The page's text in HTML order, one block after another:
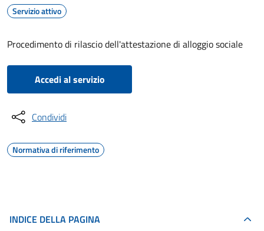
Servizio attivo
Procedimento di rilascio dell'attestazione di alloggio sociale
Accedi al servizio
Condividi
Normativa di riferimento
INDICE DELLA PAGINA